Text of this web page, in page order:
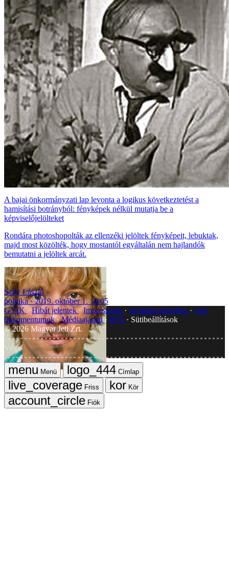
A bajai önkormányzati lap levonta a logikus következtetést a
hamisítási botrányból: fényképek nélkül mutatja be a
képviselőjelölteket
Rondára photoshopolták az ellenzéki jelöltek fényképeit, lebuktak,
majd most közölték, hogy mostantól egyáltalán nem hajlandók
bemutatni a jelöltek arcát.
Szily László
politika
2019. október 1. 10:05
GYIK Hibát jelentek Impresszum Javítások kezelése
Jogi
dokumentumok Médiaajánlat RSS
Sütibeállítások
©2026Magyar Jeti Zrt.
Vége
Menü
Címlap
Friss
Kör
Fiók